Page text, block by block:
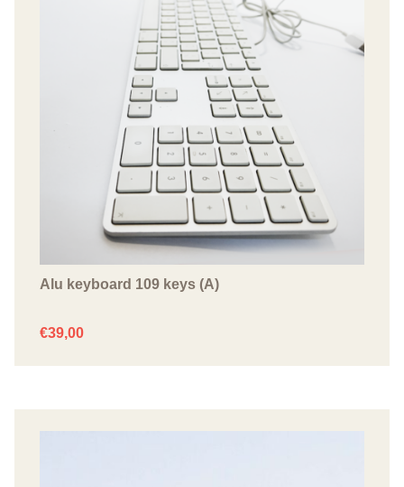
Alu keyboard 109 keys (A)
€39,00